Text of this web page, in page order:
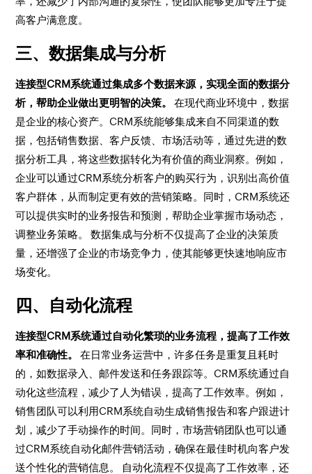
高客户满意度。
三、数据集成与分析
连接型CRM系统通过集成多个数据来源，实现全面的数据分
析，帮助企业做出更明智的决策。
在现代商业环境中，数据
是企业的核心资产。CRM系统能够集成来自不同渠道的数
据，包括销售数据、客户反馈、市场活动等，通过先进的数
据分析工具，将这些数据转化为有价值的商业洞察。例如，
企业可以通过CRM系统分析客户的购买行为，识别出高价值
客户群体，从而制定更有效的营销策略。同时，CRM系统还
可以提供实时的业务报告和预测，帮助企业掌握市场动态，
调整业务策略。 数据集成与分析不仅提高了企业的决策质
量，还增强了企业的市场竞争力，使其能够更快速地响应市
场变化。
四、自动化流程
连接型CRM系统通过自动化繁琐的业务流程，提高了工作效
率和准确性。
在日常业务运营中，许多任务是重复且耗时
的，如数据录入、邮件发送和任务跟踪等。CRM系统通过自
动化这些流程，减少了人为错误，提高了工作效率。例如，
销售团队可以利用CRM系统自动生成销售报告和客户跟进计
划，减少了手动操作的时间。同时，市场营销团队也可以通
过CRM系统自动化邮件营销活动，确保在最佳时机向客户发
送个性化的营销信息。 自动化流程不仅提高了工作效率，还